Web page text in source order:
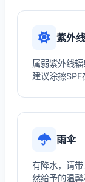
紫外
属弱紫外线
建议涂擦SPF
雨伞
有降水，请
然给予的温馨